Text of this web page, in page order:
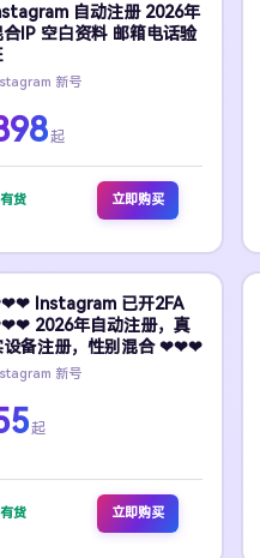
自动注册 2026年
IP 空白资料 邮箱电话验
新号
起
货 立即购买
Instagram 已开2FA
2026年自动注册，真
设备注册，性别混合 ❤❤❤
新号
起
货 立即购买